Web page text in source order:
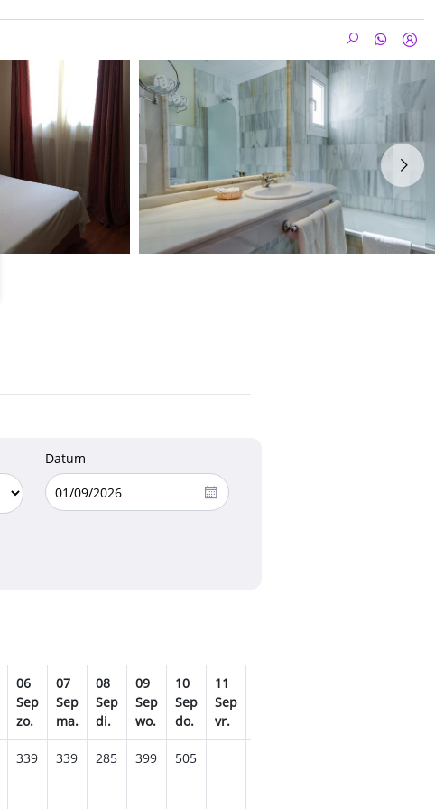
Datum
06
Sep
zo.
07
Sep
ma.
08
Sep
di.
09
Sep
wo.
10
Sep
do.
11
Sep
vr.
339 339 285 399 505